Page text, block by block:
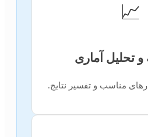
📈
مناسب و تفسیر نتایج.